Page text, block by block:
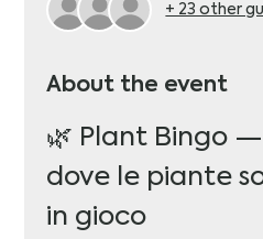
+ 23 other
About the event
🌿 Plant Bingo
dove le piante
in gioco